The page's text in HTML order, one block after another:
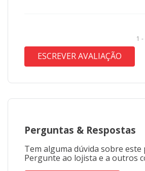
1
ESCREVER AVALIAÇÃO
Perguntas & Respostas
Tem alguma dúvida sobre este
Pergunte ao lojista e a outros